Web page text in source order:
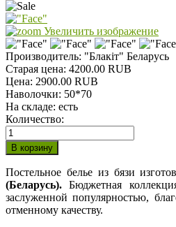
Увеличить изображение
Производитель: "Блакiт" Беларусь
Старая цена: 4200.00 RUB
Цена: 2900.00 RUB
Наволочки: 50*70
На складе: есть
Количество:
Постельное белье из бязи
(Беларусь).Бюджетная
заслуженной популярностью,
отменному качеству.